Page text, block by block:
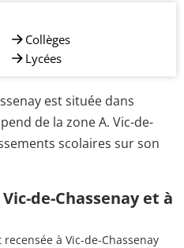
Collèges
Lycées
est située dans
de la zone A. Vic-de-
scolaires sur son
de-Chassenay et à
à Vic-de-Chassenay